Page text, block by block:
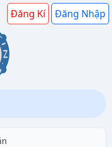
Đăng Kí Đăng Nhập